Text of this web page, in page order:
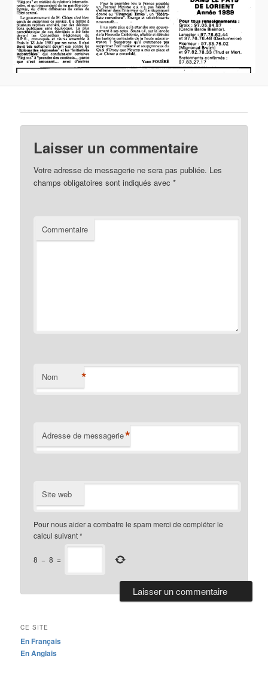
Laisser un commentaire
Votre adresse de messagerie ne sera pas publiée. Les
champs obligatoires sont indiqués avec*
Commentaire
Nom *
Adresse de messagerie*
Site web
Pour nous aider a combatre le spam merci de compléter le
calcul suivant*
8 − 8 =
CE SITE
En Français
En Anglais